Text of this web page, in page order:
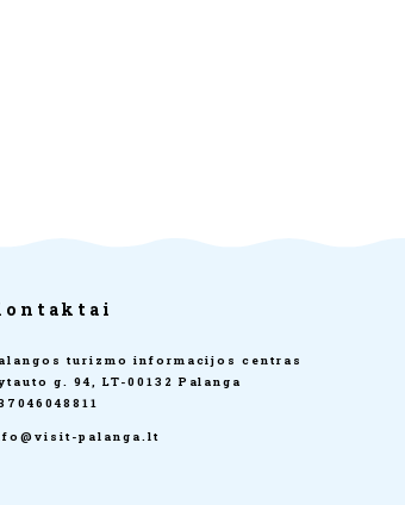
turizmo informacijos centras
g. 94, LT-00132 Palanga
palanga.lt